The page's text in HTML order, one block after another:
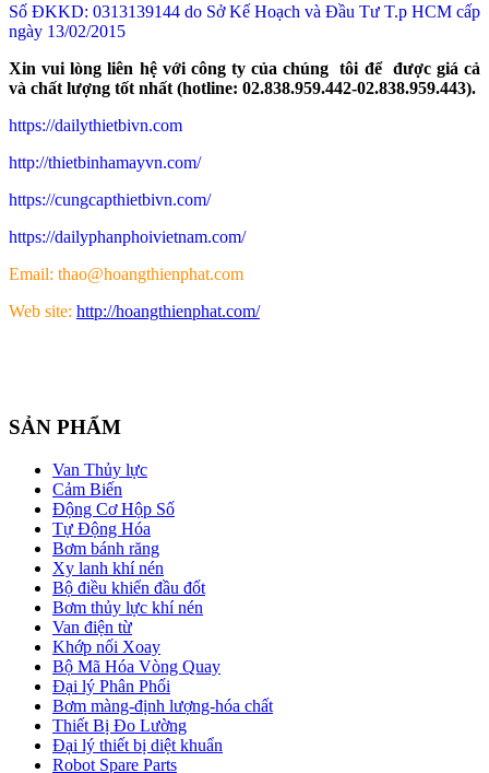
Số ĐKKD: 0313139144 do Sở Kế Hoạch và Đầu Tư T.p HCM cấp
ngày 13/02/2015
Xin vui lòng liên hệ với công ty của chúng tôi để được giá cả
và chất lượng tốt nhất (hotline: 02.838.959.442-02.838.959.443).
https://dailythietbivn.com
http://thietbinhamayvn.com/
https://cungcapthietbivn.com/
https://dailyphanphoivietnam.com/
Email: thao@hoangthienphat.com
Web site: http://hoangthienphat.com/
SẢN PHẨM
Van Thủy lực
Cảm Biến
Động Cơ Hộp Số
Tự Động Hóa
Bơm bánh răng
Xy lanh khí nén
Bộ điều khiển đầu đốt
Bơm thủy lực khí nén
Van điện từ
Khớp nối Xoay
Bộ Mã Hóa Vòng Quay
Đại lý Phân Phối
Bơm màng-định lượng-hóa chất
Thiết Bị Đo Lường
Đại lý thiết bị diệt khuẩn
Robot Spare Parts